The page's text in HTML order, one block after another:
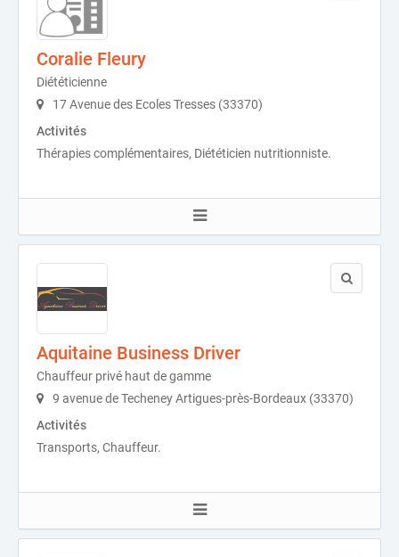
Coralie Fleury
Diététicienne
17 Avenue des Ecoles Tresses (33370)
Activités
Thérapies complémentaires, Diététicien nutritionniste.
Aquitaine Business Driver
Chauffeur privé haut de gamme
9 avenue de Techeney Artigues-près-Bordeaux (33370)
Activités
Transports, Chauffeur.